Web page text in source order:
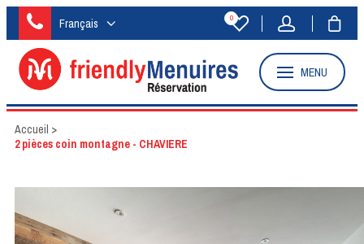
Français 0
MENU
Accueil >
2 pièces coin montagne - CHAVIERE